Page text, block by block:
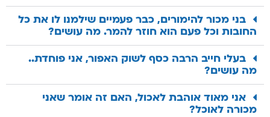
בני מכור להימורים, כבר פעמיים שילמנו לו את כל
החובות וכל פעם הוא חוזר להמר. מה עושים?
בעלי חייב הרבה כסף לשוק האפור, אני פוחדת..
מה עושים?
אני מאוד אוהבת לאכול, האם זה אומר שאני
מכורה לאוכל?